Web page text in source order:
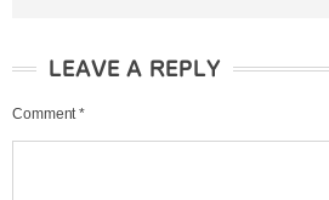
LEAVE A REPLY
Comment *